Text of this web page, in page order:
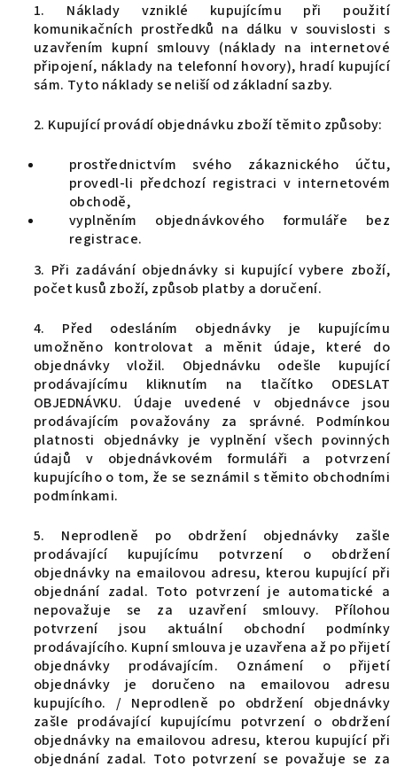
1. Náklady vzniklé kupujícímu při použití
komunikačních prostředků na dálku v souvislosti s
uzavřením kupní smlouvy (náklady na internetové
připojení, náklady na telefonní hovory), hradí kupující
sám. Tyto náklady se neliší od základní sazby.
2. Kupující provádí objednávku zboží těmito způsoby:
prostřednictvím svého zákaznického účtu,
provedl-li předchozí registraci v internetovém
obchodě,
vyplněním objednávkového formuláře bez
registrace.
3. Při zadávání objednávky si kupující vybere zboží,
počet kusů zboží, způsob platby a doručení.
4. Před odesláním objednávky je kupujícímu
umožněno kontrolovat a měnit údaje, které do
objednávky vložil. Objednávku odešle kupující
prodávajícímu kliknutím na tlačítko ODESLAT
OBJEDNÁVKU. Údaje uvedené v objednávce jsou
prodávajícím považovány za správné. Podmínkou
platnosti objednávky je vyplnění všech povinných
údajů v objednávkovém formuláři a potvrzení
kupujícího o tom, že se seznámil s těmito obchodními
podmínkami.
5. Neprodleně po obdržení objednávky zašle
prodávající kupujícímu potvrzení o obdržení
objednávky na emailovou adresu, kterou kupující při
objednání zadal. Toto potvrzení je automatické a
nepovažuje se za uzavření smlouvy. Přílohou
potvrzení jsou aktuální obchodní podmínky
prodávajícího. Kupní smlouva je uzavřena až po přijetí
objednávky prodávajícím. Oznámení o přijetí
objednávky je doručeno na emailovou adresu
kupujícího. / Neprodleně po obdržení objednávky
zašle prodávající kupujícímu potvrzení o obdržení
objednávky na emailovou adresu, kterou kupující při
objednání zadal. Toto potvrzení se považuje se za